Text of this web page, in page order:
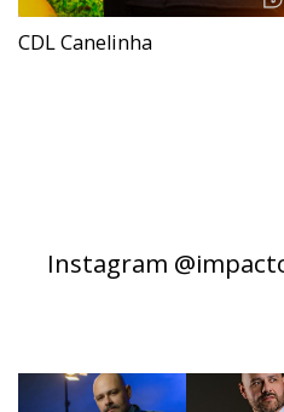
CDL Canelinha
Instagram